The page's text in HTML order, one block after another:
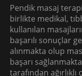
Pendik masaj
birlikte medikal,
kullanılan
başarılı sonuçlar
alınmakta olup
başarı
tarafından